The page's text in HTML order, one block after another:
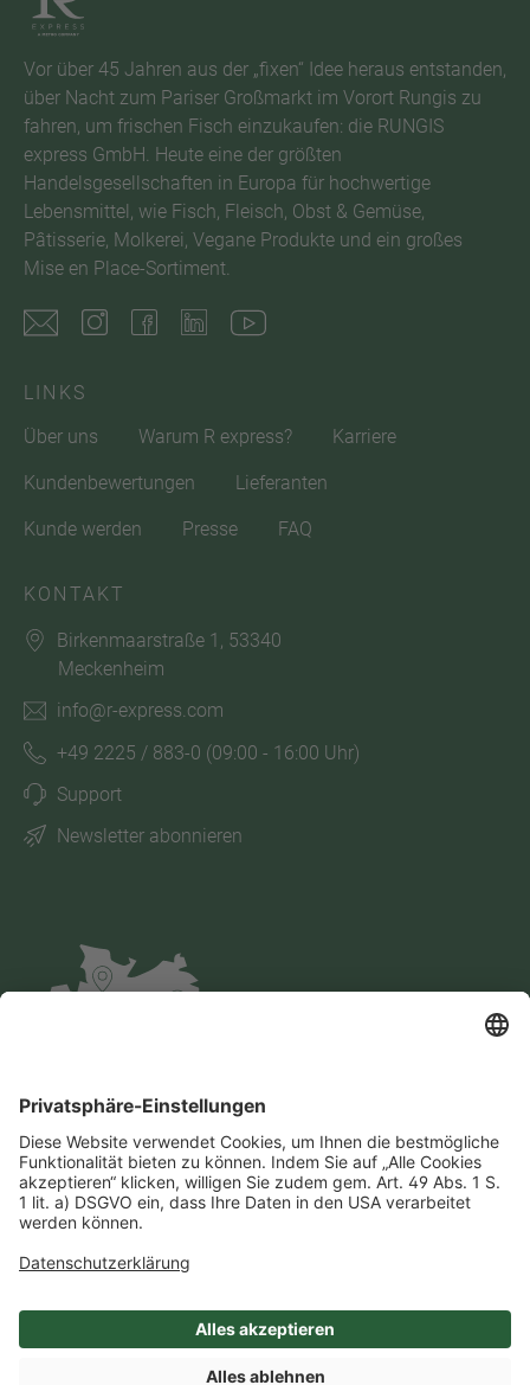
Vor über 45 Jahren aus der „fixen“ Idee heraus entstanden,
über Nacht zum Pariser Großmarkt im Vorort Rungis zu
fahren, um frischen Fisch einzukaufen: die RUNGIS
express GmbH. Heute eine der größten
Handelsgesellschaften in Europa für hochwertige
Lebensmittel, wie Fisch, Fleisch, Obst & Gemüse,
Pâtisserie, Molkerei, Vegane Produkte und ein großes
Mise en Place-Sortiment.
LINKS
Über uns
Warum R express? Karriere
Kundenbewertungen Lieferanten
Kunde werden Presse FAQ
KONTAKT
Birkenmaarstraße 1, 53340
Meckenheim
info@r-express.com
+49 2225 / 883-0 (09:00 - 16:00 Uhr)
Support
Newsletter abonnieren
Impressum Datenschutz
AGB
Cookie-Einstellungen
Compliance